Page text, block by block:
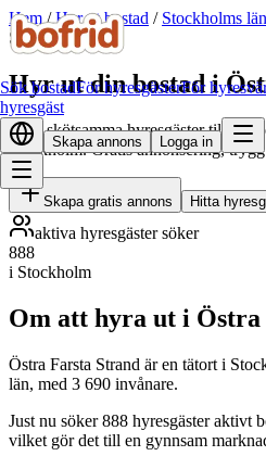
Sök bostadFör hyresgästerFör
hyresgäst
Skapa annons Logga in
Hem/Hyr ut bostad / Stockholms län
Strand
Hyr ut din bostad i
Hitta skötsamma hyresgäster till din
Stockholm. Gratis annonsering, trygg
Skapa gratis annons Hitta
aktiva hyresgäster söker
888
i Stockholm
Om att hyra ut i Östra
Östra Farsta Strand är en tätort i
län, med 3 690 invånare.
Just nu söker 888 hyresgäster aktivt
vilket gör det till en gynnsam